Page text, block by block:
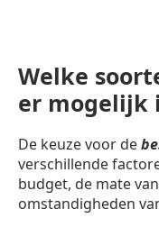
Welke
er mogelijk
De keuze voor de
verschillende
budget, de mate
omstandigheden